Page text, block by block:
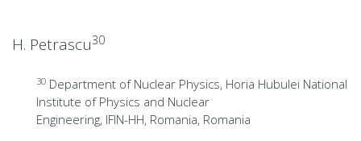
H. Petrascu30
30 Department of Nuclear Physics, Horia Hubulei National
Institute of Physics and Nuclear
Engineering, IFIN-HH, Romania, Romania